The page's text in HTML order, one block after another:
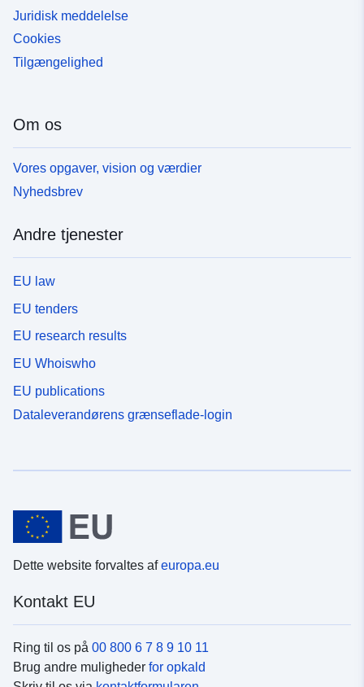
Juridisk meddelelse
Cookies
Tilgængelighed
Om os
Vores opgaver, vision og værdier
Nyhedsbrev
Andre tjenester
EU law
EU tenders
EU research results
EU Whoiswho
EU publications
Dataleverandørens grænseflade-login
Dette website forvaltes afeuropa.eu
Kontakt EU
Ring til os på 00 800 6 7 8 9 10 11
Brug andre muligheder for opkald